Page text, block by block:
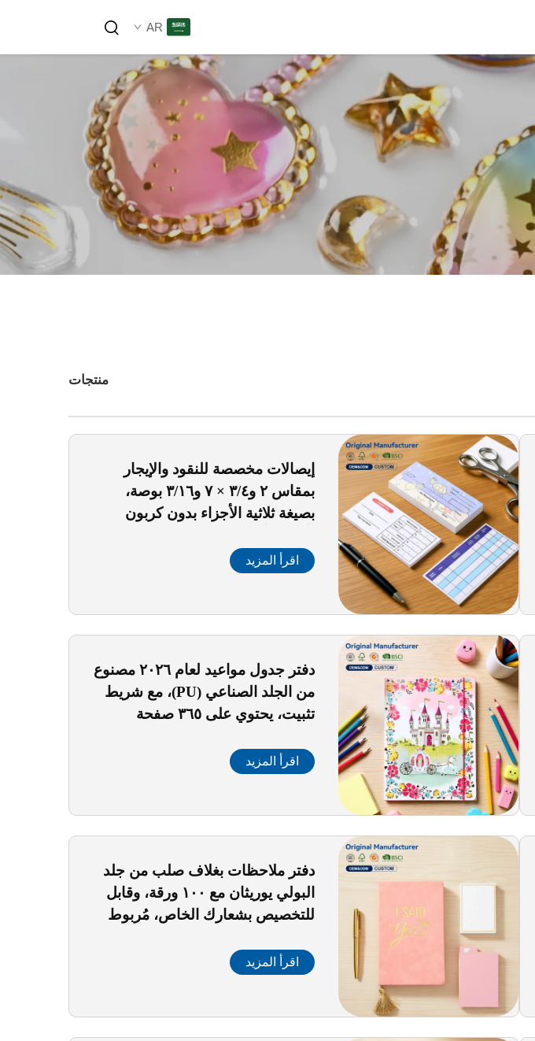
تخصيص المجموعات
فيديو
AR
منتجات
إيصالات مخصصة للنقود والإيجار
بمقاس ٢ و٣/٤ × ٧ و٣/١٦ بوصة،
بصيغة ثلاثية الأجزاء بدون كربون
اقرأ المزيد
دفتر جدول مواعيد لعام ٢٠٢٦ مصنوع
من الجلد الصناعي (PU)، مع شريط
تثبيت، يحتوي على ٣٦٥ صفحة
صفحة واحدة في اليوم لإدارة الوقت،
اقرأ المزيد
دفتر ملاحظات بغلاف صلب من جلد
البولي يوريثان مع ١٠٠ ورقة، وقابل
للتخصيص بشعارك الخاص، مُربوط
اقرأ المزيد